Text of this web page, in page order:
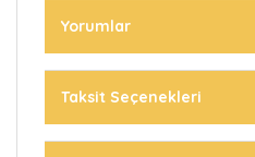
Yorumlar
Taksit Seçenekleri